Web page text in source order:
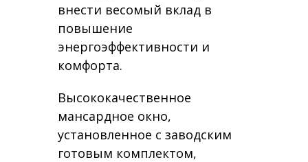
внести весомый вклад в
повышение
энергоэффективности и
комфорта.
Высококачественное
мансардное окно,
установленное с заводским
готовым комплектом,